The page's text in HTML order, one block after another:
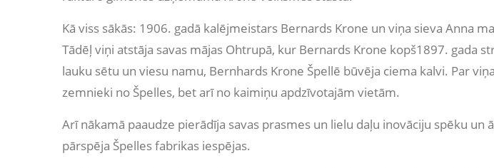
Kā viss sākās: 1906. gadā kalējmeistars Bernards Krone un viņa sieva Anna
Tādēļ viņi atstāja savas mājas Ohtrupā, kur Bernards Krone kopš1897. gada
lauku sētu un viesu namu, Bernhards Krone Špellē būvēja ciema kalvi. Par
zemnieki no Špelles, bet arī no kaimiņu apdzīvotajām vietām.
Arī nākamā paaudze pierādīja savas prasmes un lielu daļu inovāciju spēku
pārspēja Špelles fabrikas iespējas.